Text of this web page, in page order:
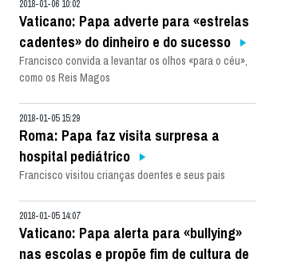
2018-01-06 10:02
Vaticano: Papa adverte para «estrelas
cadentes» do dinheiro e do sucesso
Francisco convida a levantar os olhos «para o céu»,
como os Reis Magos
2018-01-05 15:29
Roma: Papa faz visita surpresa a
hospital pediátrico
Francisco visitou crianças doentes e seus pais
2018-01-05 14:07
Vaticano: Papa alerta para «bullying»
nas escolas e propõe fim de cultura de